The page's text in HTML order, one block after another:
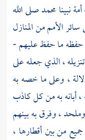
نبينامحمدصلى الله
الأمم من المنازل
حفظه ما حفظ عليهم -
، الذي جعله على
، وعلى ما خصه به
أبانه به من كل كاذب
، وفرق به بينهم
من بين أقطارها ،